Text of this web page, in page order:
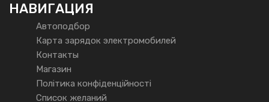
НАВИГАЦИЯ
Автоподбор
Карта зарядок электромобилей
Контакты
Магазин
Політика конфіденційності
Список желаний